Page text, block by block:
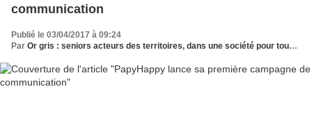
communication
Publié le 03/04/2017 à 09:24
Par Or gris : seniors acteurs des territoires, dans une société pour tous les âges